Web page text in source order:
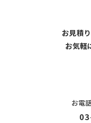
お見積
お気軽
お電